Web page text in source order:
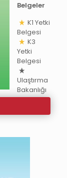
Belgeler
K1 Yetki
Belgesi
K3
Yetki
Belgesi
Ulaştırma
Bakanlığı